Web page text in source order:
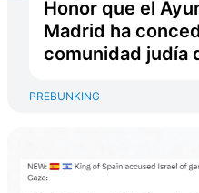
Honor que el
Madrid ha
comunidad judía
PREBUNKING